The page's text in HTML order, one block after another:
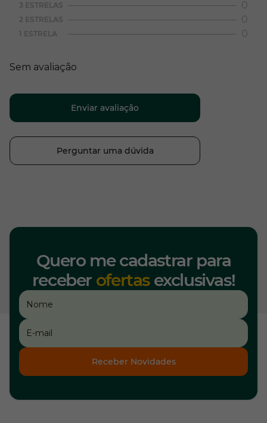
3 ESTRELAS 0
2 ESTRELAS 0
1 ESTRELA 0
Sem avaliação
Enviar avaliação
Perguntar uma dúvida
Quero me cadastrar para
receber ofertasexclusivas!
Receber Novidades